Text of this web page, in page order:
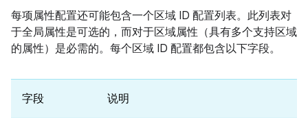
每项属性配置还可能包含一个区域 ID 配置列表。此列表对
于全局属性是可选的，而对于区域属性（具有多个支持区域
的属性）是必需的。每个区域 ID 配置都包含以下字段。
字段 说明